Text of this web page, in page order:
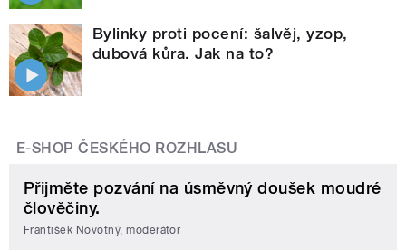
Bylinky proti pocení: šalvěj, yzop,
dubová kůra. Jak na to?
E-SHOP ČESKÉHO ROZHLASU
Přijměte pozvání na úsměvný doušek moudré
člověčiny.
František Novotný, moderátor